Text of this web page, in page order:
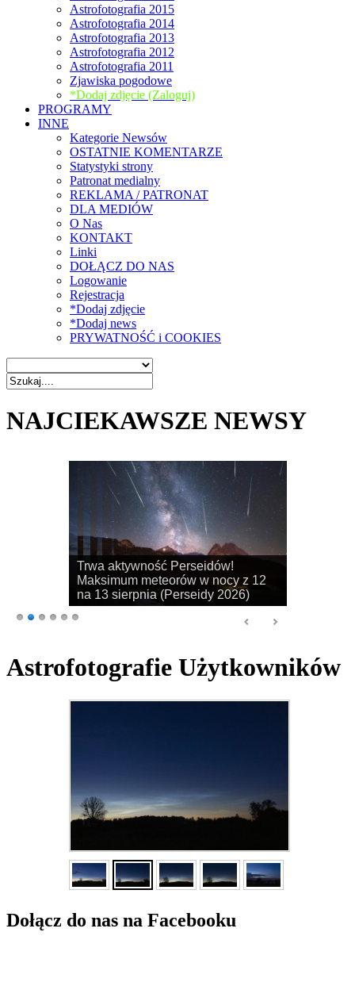
Astrofotografia 2015
Astrofotografia 2014
Astrofotografia 2013
Astrofotografia 2012
Astrofotografia 2011
Zjawiska pogodowe
*Dodaj zdjęcie (Zaloguj)
PROGRAMY
INNE
Kategorie Newsów
OSTATNIE KOMENTARZE
Statystyki strony
Patronat medialny
REKLAMA / PATRONAT
DLA MEDIÓW
O Nas
KONTAKT
Linki
DOŁĄCZ DO NAS
Logowanie
Rejestracja
*Dodaj zdjęcie
*Dodaj news
PRYWATNOŚĆ i COOKIES
NAJCIEKAWSZE NEWSY
Rozpoczyna się sezon na
obserwacje obłoków srebrzystych!
Astrofotografie Użytkowników
Dołącz do nas na Facebooku